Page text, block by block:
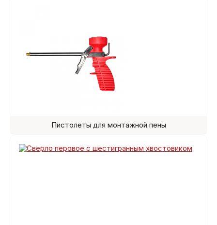
Пистолеты для монтажной пены